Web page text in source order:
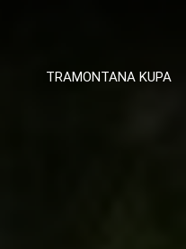
TRAMONTANA KUPA